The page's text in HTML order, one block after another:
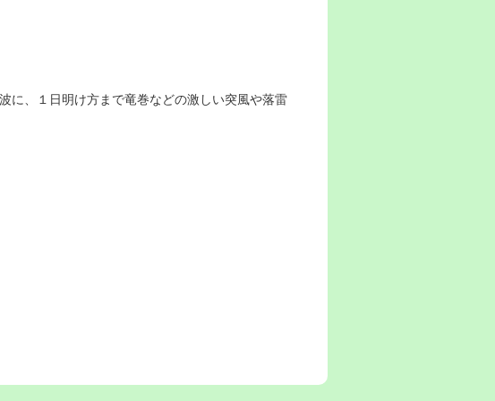
に、１日明け方まで竜巻などの激しい突風や落雷